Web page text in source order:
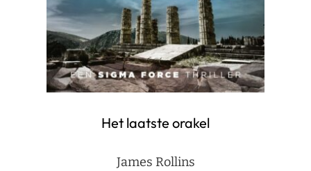
Het laatste orakel
James Rollins